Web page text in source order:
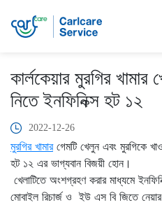
কার্লকেয়ার মুরগির
নিতে ইনফিনিক্স হট ১২
2022-12-26
মুরগির খামারগেমটি খেলুন এবং মুরগিকে
হট ১২ এর ভাগ্যবান বিজয়ী হোন।
খেলাটিতে অংশগ্রহণ করার মাধ্যমে
মোবাইল রিচার্জ ও ইউ এস বি জিতে